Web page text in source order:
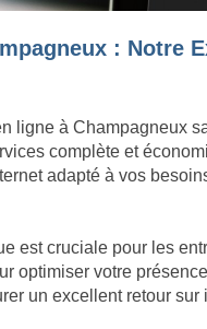
: Notre
ligne à Champagneux
complète et
adapté à vos
est cruciale pour les
optimiser votre
un excellent retour sur